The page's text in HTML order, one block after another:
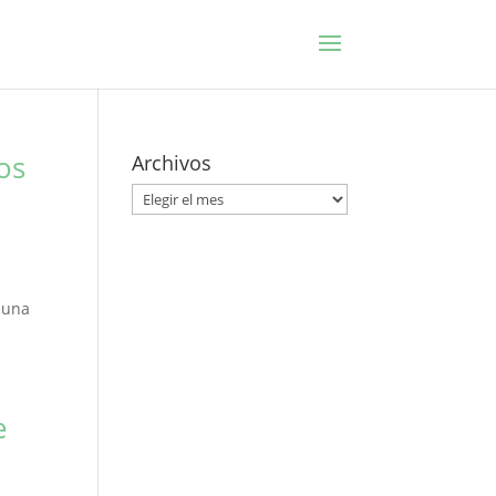
Archivos
Archivos